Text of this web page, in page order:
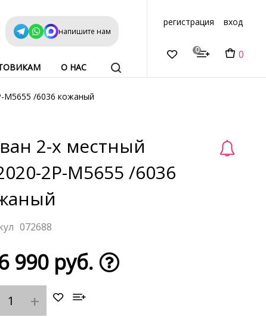
напишите нам
О НАС
регистрация вход
0 0
M5655 /6036 кожаный
2-х местный
2P-M5655 /6036
072688
990 руб.